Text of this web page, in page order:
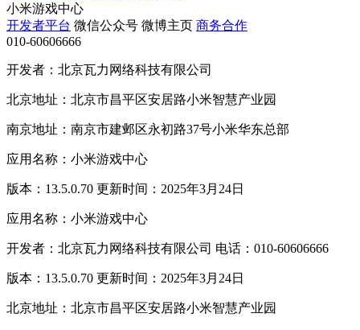
小米游戏中心
开发者平台 微信公众号 微博主页 商务合作
010-60606666
开发者：北京瓦力网络科技有限公司
北京地址：北京市昌平区安居路小米智慧产业园
南京地址：南京市建邺区永初路37号小米华东总部
应用名称：小米游戏中心
版本：13.5.0.70 更新时间：2025年3月24日
应用名称：小米游戏中心
开发者：北京瓦力网络科技有限公司 电话：010-60606666
版本：13.5.0.70 更新时间：2025年3月24日
北京地址：北京市昌平区安居路小米智慧产业园